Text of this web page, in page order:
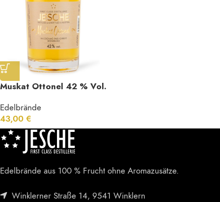
Muskat Ottonel 42 % Vol.
Edelbrände
43,00 €
Edelbrände aus 100 % Frucht ohne Aromazusätze.
Winklerner Straße 14, 9541 Winklern